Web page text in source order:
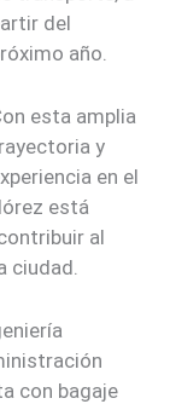
del
año.
esta amplia
y
en el
está
al
ciudad.
con bagaje